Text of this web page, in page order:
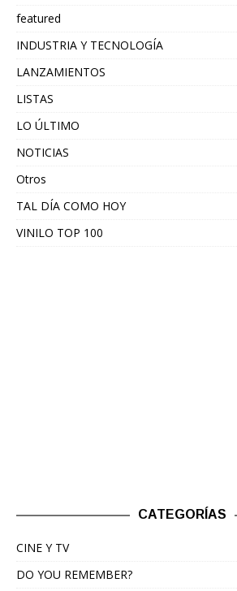
featured
INDUSTRIA Y TECNOLOGÍA
LANZAMIENTOS
LISTAS
LO ÚLTIMO
NOTICIAS
Otros
TAL DÍA COMO HOY
VINILO TOP 100
CATEGORÍAS
CINE Y TV
DO YOU REMEMBER?